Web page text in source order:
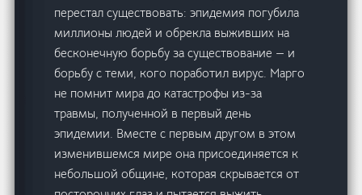
перестал существовать: эпидемия погубила
миллионы людей и обрекла выживших на
бесконечную борьбу за существование — и
борьбу с теми, кого поработил вирус. Марго
не помнит мира до катастрофы из-за
травмы, полученной в первый день
эпидемии. Вместе с первым другом в этом
изменившемся мире она присоединяется к
небольшой общине, которая скрывается от